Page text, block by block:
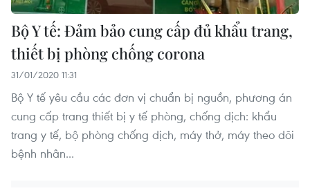
Bộ Y tế: Đảm bảo cung cấp đủ khẩu trang,
thiết bị phòng chống corona
31/01/2020 11:31
Bộ Y tế yêu cầu các đơn vị chuẩn bị nguồn, phương án
cung cấp trang thiết bị y tế phòng, chống dịch: khẩu
trang y tế, bộ phòng chống dịch, máy thở, máy theo dõi
bệnh nhân...